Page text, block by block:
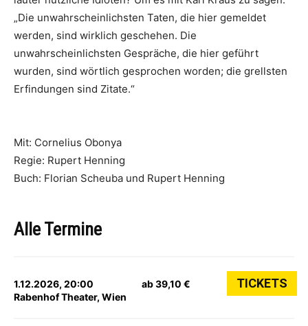
„Die unwahrscheinlichsten Taten, die hier gemeldet
werden, sind wirklich geschehen. Die
unwahrscheinlichsten Gespräche, die hier geführt
wurden, sind wörtlich gesprochen worden; die grellsten
Erfindungen sind Zitate.“
Mit: Cornelius Obonya
Regie: Rupert Henning
Buch: Florian Scheuba und Rupert Henning
Alle Termine
1.12.2026, 20:00
Rabenhof Theater, Wien
ab 39,10 € TICKETS